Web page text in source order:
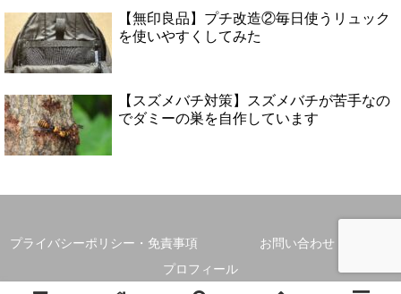
【無印良品】プチ改造②毎日使うリュック
を使いやすくしてみた
【スズメバチ対策】スズメバチが苦手なの
でダミーの巣を自作しています
プライバシーポリシー・免責事項
お問い合わせ
プロフィール